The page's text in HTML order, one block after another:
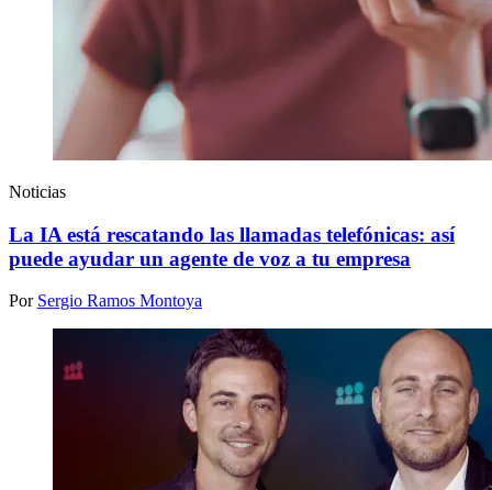
Noticias
La IA está rescatando las llamadas telefónicas: así
puede ayudar un agente de voz a tu empresa
Por Sergio Ramos Montoya